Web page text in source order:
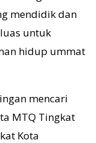
mendidik dan
untuk
hidup ummat
mencari
MTQ Tingkat
Kota